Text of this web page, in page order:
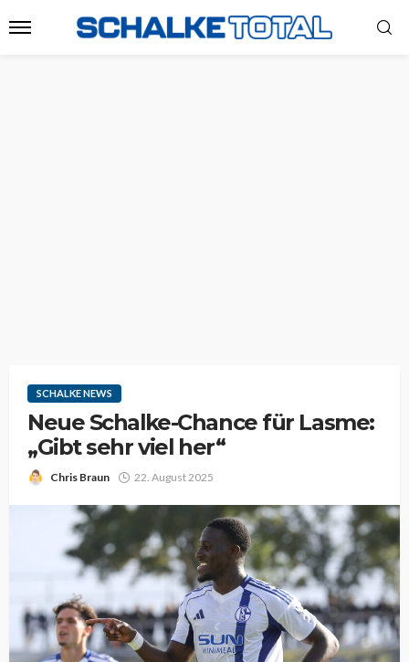
SCHALKE NEWS
Neue Schalke-Chance für Lasme:
„Gibt sehr viel her“
Chris Braun 22. August 2025